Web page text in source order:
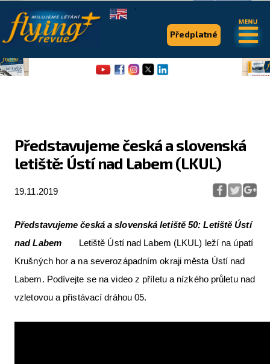
Představujeme česká a slovenská
letiště: Ústí nad Labem (LKUL)
19.11.2019
Představujeme česká a slovenská letiště 50: Letiště Ústí
nad Labem Letiště Ústí nad Labem (LKUL) leží na úpatí
Krušných hor a na severozápadním okraji města Ústí nad
Labem. Podívejte se na video z příletu a nízkého průletu nad
vzletovou a přistávací dráhou 05.
.
Předplatné
.
Home
Flying Revue
Série & speciály
Letecká videa